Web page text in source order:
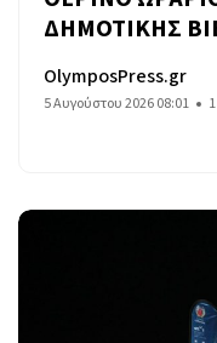
ΔΗΜΟΤΙΚΗΣ
OlymposPress.gr
5 Αυγούστου 2026 08:01